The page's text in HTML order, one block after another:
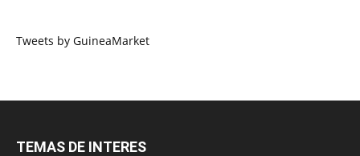
Tweets by GuineaMarket
TEMAS DE INTERES